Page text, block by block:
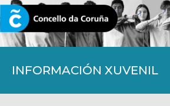
INFORMACIÓN XUVENIL
CORUNA.GAL